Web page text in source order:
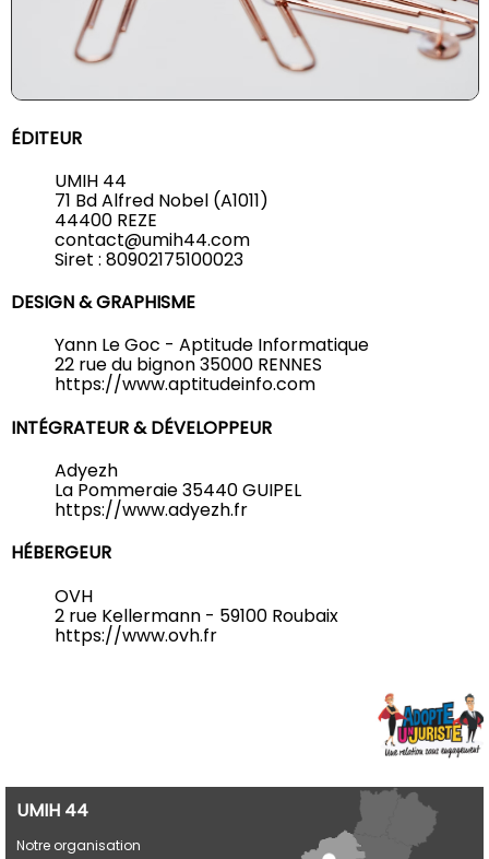
ÉDITEUR
UMIH 44
71 Bd Alfred Nobel (A1011)
44400 REZE
contact@umih44.com
Siret : 80902175100023
DESIGN & GRAPHISME
Yann Le Goc - Aptitude Informatique
22 rue du bignon 35000 RENNES
https://www.aptitudeinfo.com
INTÉGRATEUR & DÉVELOPPEUR
Adyezh
La Pommeraie 35440 GUIPEL
https://www.adyezh.fr
HÉBERGEUR
OVH
2 rue Kellermann - 59100 Roubaix
https://www.ovh.fr
UMIH 44
Notre organisation